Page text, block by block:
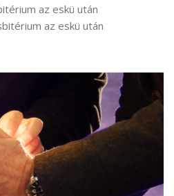
az eskü után
az eskü után